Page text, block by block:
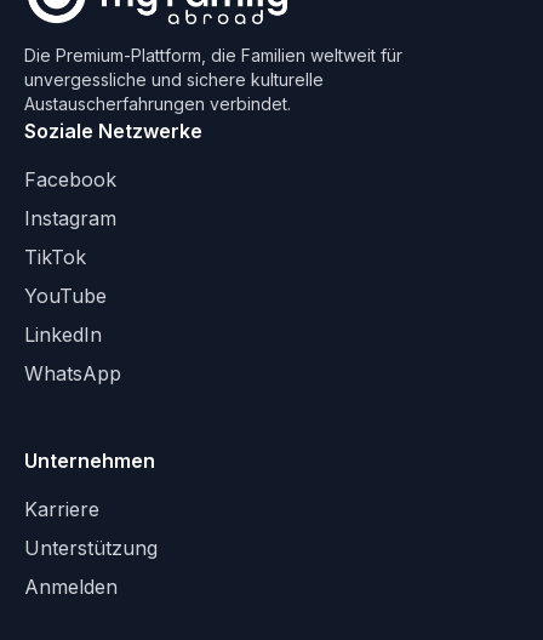
Die Premium-Plattform, die Familien weltweit für
unvergessliche und sichere kulturelle
Austauscherfahrungen verbindet.
Soziale Netzwerke
Facebook
Instagram
TikTok
YouTube
LinkedIn
WhatsApp
Unternehmen
Karriere
Unterstützung
Anmelden